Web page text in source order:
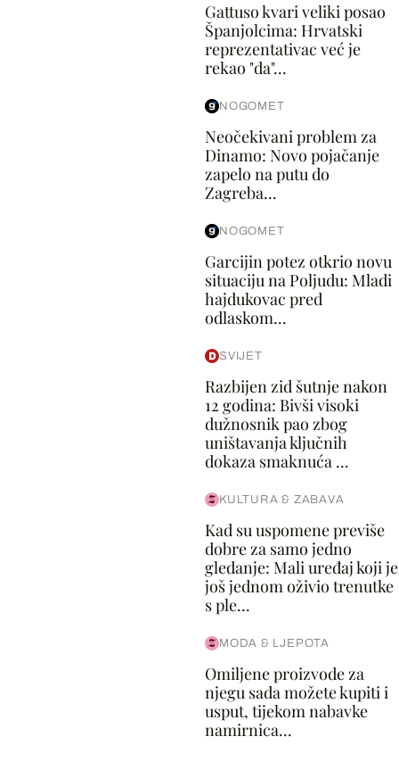
Gattuso kvari veliki posao
Španjolcima: Hrvatski
reprezentativac već je
rekao "da"...
NOGOMET
Neočekivani problem za
Dinamo: Novo pojačanje
zapelo na putu do
Zagreba...
NOGOMET
Garcijin potez otkrio novu
situaciju na Poljudu: Mladi
hajdukovac pred
odlaskom...
SVIJET
Razbijen zid šutnje nakon
12 godina: Bivši visoki
dužnosnik pao zbog
uništavanja ključnih
dokaza smaknuća ...
KULTURA & ZABAVA
Kad su uspomene previše
dobre za samo jedno
gledanje: Mali uređaj koji je
još jednom oživio trenutke
s ple...
MODA & LJEPOTA
Omiljene proizvode za
njegu sada možete kupiti i
usput, tijekom nabavke
namirnica...